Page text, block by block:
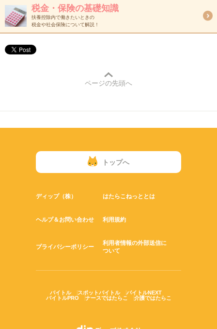
税金・保険の基礎知識
扶養控除内で働きたいときの
税金や社会保険について解説！
ページの先頭へ
トップへ
ディップ（株） はたらこねっととは
ヘルプ＆お問い合わせ 利用規約
プライバシーポリシー
利用者情報の外部送信に
ついて
バイトル スポットバイトル
バイトルNEXT
バイトルPRO
ナースではたらこ 介護ではたらこ